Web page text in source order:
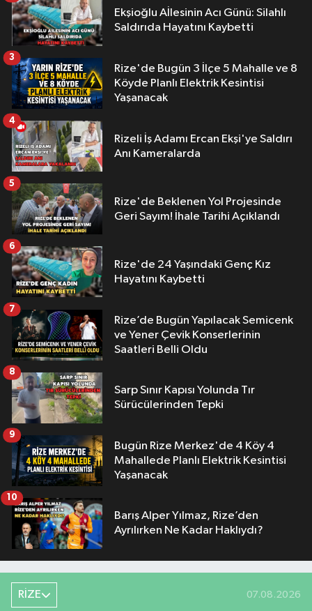
Ekşioğlu Aİlesinin Acı Günü: Silahlı
Saldırıda Hayatını Kaybetti
Rize'de Bugün 3 İlçe 5 Mahalle ve 8
Köyde Planlı Elektrik Kesintisi
Yaşanacak
3
Rizeli İş Adamı Ercan Ekşi'ye Saldırı
Anı Kameralarda
4
Rize'de Beklenen Yol Projesinde
Geri Sayım! İhale Tarihi Açıklandı
5
Rize'de 24 Yaşındaki Genç Kız
Hayatını Kaybetti
6
Rize’de Bugün Yapılacak Semicenk
ve Yener Çevik Konserlerinin
Saatleri Belli Oldu
7
Sarp Sınır Kapısı Yolunda Tır
Sürücülerinden Tepki
8
Bugün Rize Merkez'de 4 Köy 4
Mahallede Planlı Elektrik Kesintisi
Yaşanacak
9
Barış Alper Yılmaz, Rize’den
Ayrılırken Ne Kadar Haklıydı?
10
RİZE 07.08.2026